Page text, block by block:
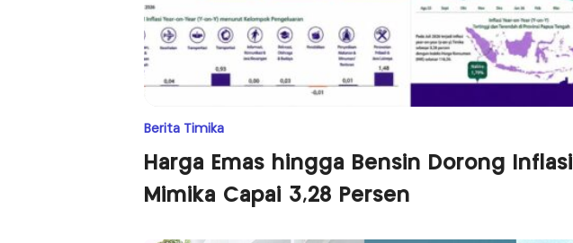
Berita Timika
Harga Emas hingga Bensin Dorong Inflasi
Mimika Capai 3,28 Persen